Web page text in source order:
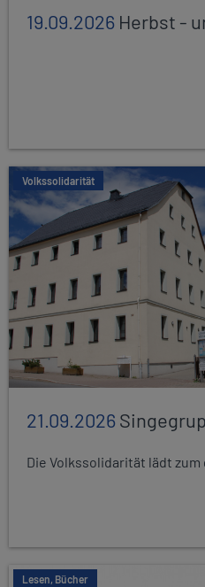
19.09.2026 Herbst -
Volkssolidarität
21.09.2026
Die Volkssolidarität lädt
Lesen, Bücher